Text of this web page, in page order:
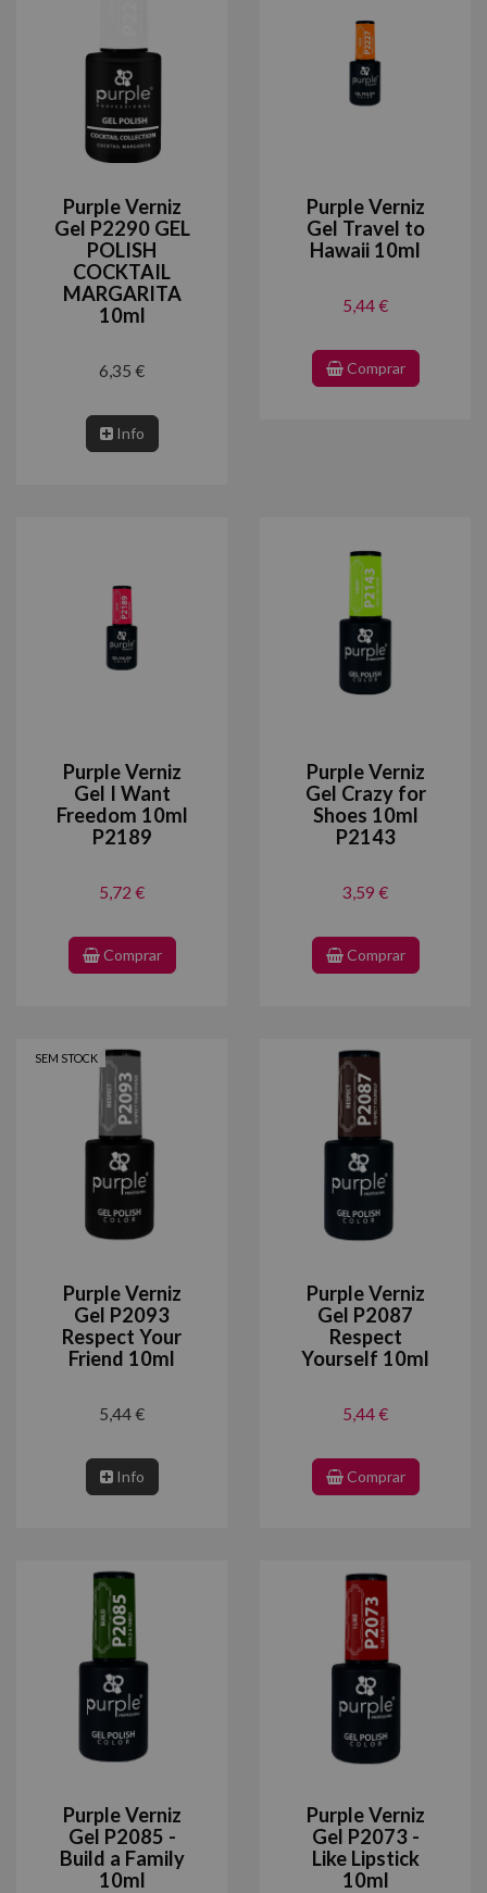
Purple Verniz
Gel P2290 GEL
POLISH
COCKTAIL
MARGARITA
10ml
6,35 €
Info
Purple Verniz
Gel Travel to
Hawaii 10ml
5,44 €
Comprar
Purple Verniz
Gel I Want
Freedom 10ml
P2189
5,72 €
Comprar
Purple Verniz
Gel Crazy for
Shoes 10ml
P2143
3,59 €
Comprar
SEM STOCK
Purple Verniz
Gel P2093
Respect Your
Friend 10ml
5,44 €
Info
Purple Verniz
Gel P2087
Respect
Yourself 10ml
5,44 €
Comprar
Purple Verniz
Gel P2085 -
Build a Family
10ml
Purple Verniz
Gel P2073 -
Like Lipstick
10ml